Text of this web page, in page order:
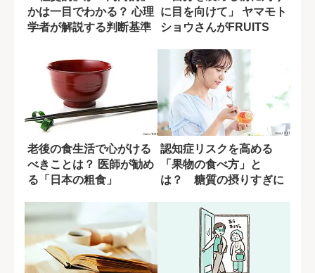
かは一目でわかる？ 心理
学者が解説する判断基準
に目を向けて」 ヤマモト
ショウさんがFRUITS
老後の食生活で心がける
べきことは？ 医師が勧め
る「日本の粗食」
認知症リスクを高める
「果物の食べ方」と
は？ 糖質の摂りすぎに